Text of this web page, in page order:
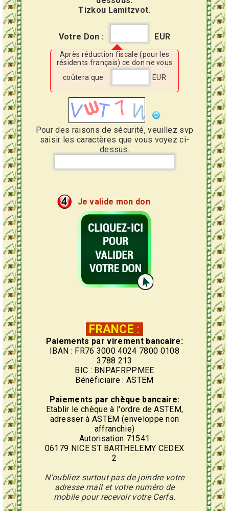
Tizkou Lamitzvot.
Votre Don : EUR
Après réduction fiscale (pour les
résidents français) ce don ne vous
coûtera que :
EUR
Pour des raisons de sécurité, veuillez svp
saisir les caractères que vous voyez ci-
dessus.
Je valide mon don
FRANCE :
Paiements par virement bancaire:
IBAN : FR76 3000 4024 7800 0108
3788 213
BIC : BNPAFRPPMEE
Bénéficiaire : ASTEM
Paiements par chèque bancaire:
Etablir le chèque à l'ordre de ASTEM,
adresser à ASTEM (enveloppe non
affranchie)
Autorisation 71541
06179 NICE ST BARTHELEMY CEDEX
2
N'oubliez surtout pas de joindre votre
adresse mail et votre numéro de
mobile pour recevoir votre Cerfa.